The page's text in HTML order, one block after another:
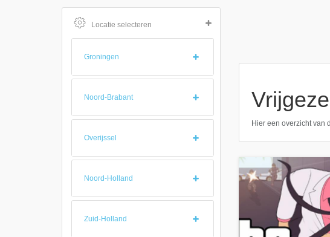
Locatie selecteren
Groningen
Noord-Brabant
Overijssel
Noord-Holland
Zuid-Holland
Hier een overzicht van